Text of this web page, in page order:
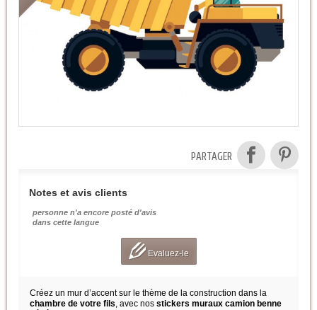
PARTAGER
Notes et avis clients
personne n'a encore posté d'avis
dans cette langue
Evaluez-le
Créez un mur d’accent sur le thème de la construction dans la
chambre de votre fils, avec nos stickers muraux camion benne